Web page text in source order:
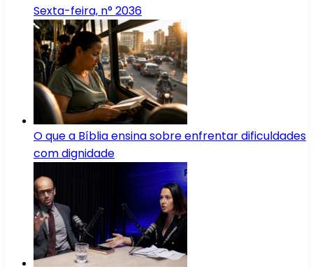
Sexta-feira, n° 2036
O que a Bíblia ensina sobre enfrentar dificuldades
com dignidade